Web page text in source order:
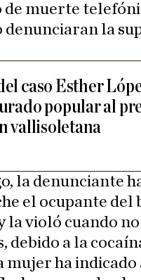
de muerte
denunciaran la
caso Esther
popular al
vallisoletana
la denunciante
el ocupante
la violó cuando
debido a la
mujer ha